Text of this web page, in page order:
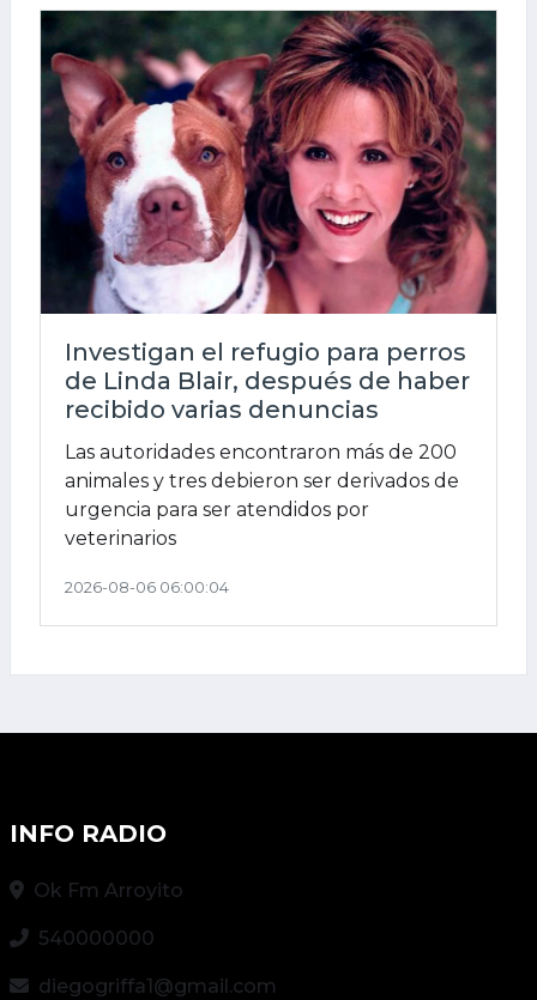
Investigan el refugio para perros
de Linda Blair, después de haber
recibido varias denuncias
Las autoridades encontraron más de 200
animales y tres debieron ser derivados de
urgencia para ser atendidos por
veterinarios
2026-08-06 06:00:04
INFO RADIO
Ok Fm Arroyito
540000000
diegogriffa1@gmail.com